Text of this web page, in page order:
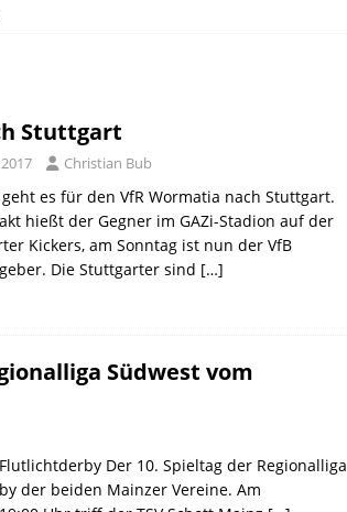
Stuttgart
Christian Bub
es für den VfR Wormatia nach Stuttgart.
hießt der Gegner im GAZi-Stadion auf der
Kickers, am Sonntag ist nun der VfB
Die Stuttgarter sind […]
Südwest vom
Der 10. Spieltag der Regionalliga
der beiden Mainzer Vereine. Am